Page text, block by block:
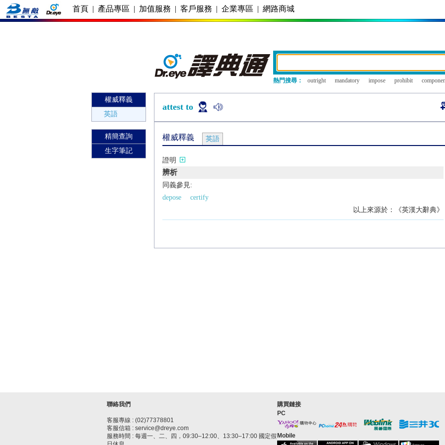
首頁 | 產品專區 | 加值服務 | 客戶服務 | 企業專區 | 網路商城
熱門搜尋： outright mandatory impose prohibit
權威釋義
英語
精簡查詢
生字筆記
attest to
權威釋義 英語
證明
辨析
同義參見:
depose
certify
以上來源於：《英漢大辭典》
聯絡我們
客服專線 : (02)77378801
客服信箱 : service@dreye.com
服務時間 : 每週一、二、四，09:30–12:00、13:30–17:00 國定假
購買鏈接
PC
Mobile